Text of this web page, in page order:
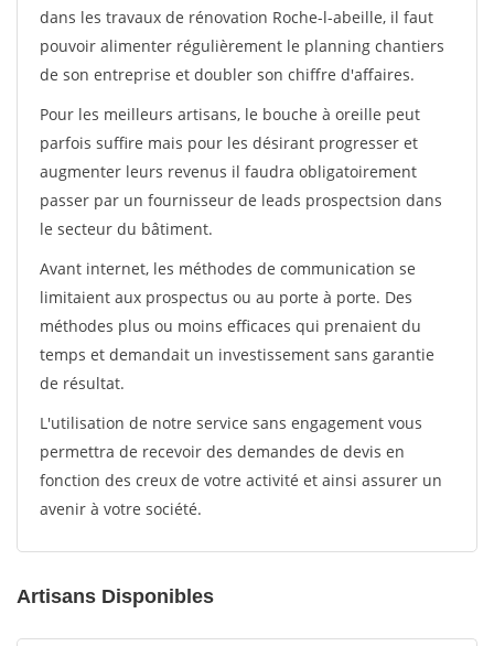
dans les travaux de rénovation Roche-l-abeille, il faut
pouvoir alimenter régulièrement le planning chantiers
de son entreprise et doubler son chiffre d'affaires.
Pour les meilleurs artisans, le bouche à oreille peut
parfois suffire mais pour les désirant progresser et
augmenter leurs revenus il faudra obligatoirement
passer par un fournisseur de leads prospectsion dans
le secteur du bâtiment.
Avant internet, les méthodes de communication se
limitaient aux prospectus ou au porte à porte. Des
méthodes plus ou moins efficaces qui prenaient du
temps et demandait un investissement sans garantie
de résultat.
L'utilisation de notre service sans engagement vous
permettra de recevoir des demandes de devis en
fonction des creux de votre activité et ainsi assurer un
avenir à votre société.
Artisans Disponibles